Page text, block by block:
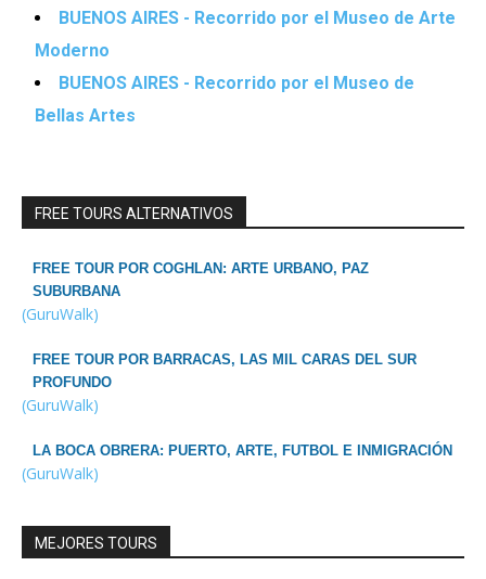
BUENOS AIRES - Recorrido por el Museo de Arte
Moderno
BUENOS AIRES - Recorrido por el Museo de
Bellas Artes
FREE TOURS ALTERNATIVOS
FREE TOUR POR COGHLAN: ARTE URBANO, PAZ
SUBURBANA
(GuruWalk)
FREE TOUR POR BARRACAS, LAS MIL CARAS DEL SUR
PROFUNDO
(GuruWalk)
LA BOCA OBRERA: PUERTO, ARTE, FUTBOL E INMIGRACIÓN
(GuruWalk)
MEJORES TOURS